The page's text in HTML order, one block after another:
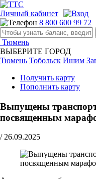
Личный кабинет
8 800 600 99 72
Тюмень
ВЫБЕРИТЕ ГОРОД
Тюмень Тобольск Ишим
Получить карту
Пополнить карту
Выпущены
посвященным
/ 26.09.2025